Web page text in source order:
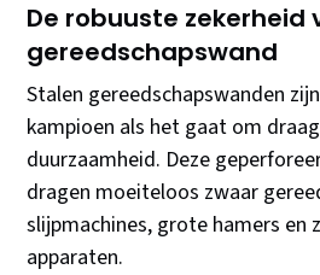
De robuuste zekerheid
gereedschapswand
Stalen gereedschapswanden
kampioen als het gaat om
duurzaamheid. Deze
dragen moeiteloos zwaar
slijpmachines, grote hamers en
apparaten.